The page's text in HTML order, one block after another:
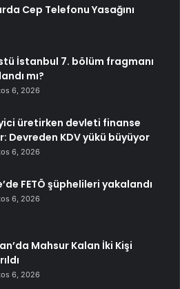
Cep Telefonu Yasağını
İstanbul 7. bölüm fragmanı
mı?
6, 2026
üretirken devleti finanse
Devreden KDV yükü büyüyor
6, 2026
FETÖ şüphelileri yakalandı
6, 2026
Mahsur Kalan İki Kişi
6, 2026